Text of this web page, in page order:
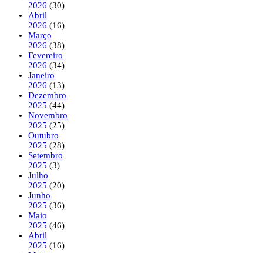
2026 (30)
Abril
2026 (16)
Março
2026 (38)
Fevereiro
2026 (34)
Janeiro
2026 (13)
Dezembro
2025 (44)
Novembro
2025 (25)
Outubro
2025 (28)
Setembro
2025 (3)
Julho
2025 (20)
Junho
2025 (36)
Maio
2025 (46)
Abril
2025 (16)